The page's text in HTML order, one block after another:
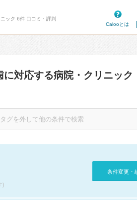
ック 6件 口コミ・評判
Calooとは
対応する病院・クリニック
)
条件変更・